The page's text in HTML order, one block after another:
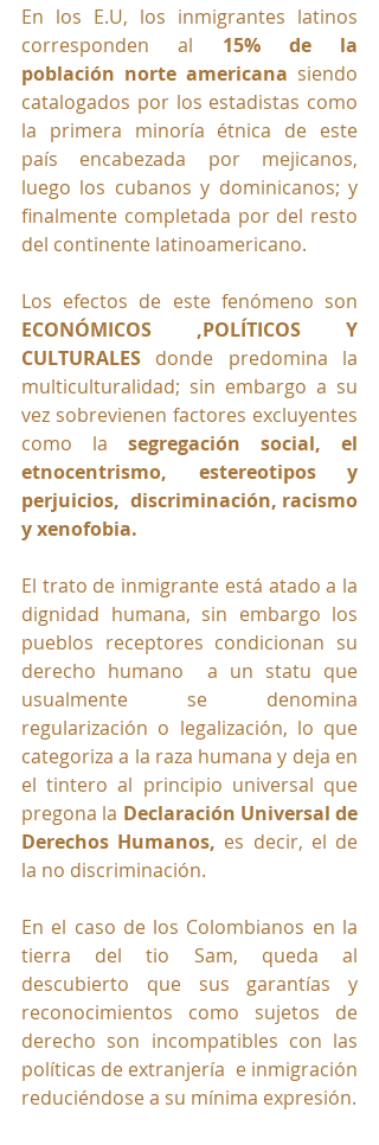
En los E.U, los inmigrantes latinos
corresponden al 15% de la
población norte americana siendo
catalogados por los estadistas como
la primera minoría étnica de este
país encabezada por mejicanos,
luego los cubanos y dominicanos; y
finalmente completada por del resto
del continente latinoamericano.
ECONÓMICOS ,POLÍTICOS Y
CULTURALES donde predomina la
multiculturalidad; sin embargo a su
vez sobrevienen factores excluyentes
como la segregación social, el
etnocentrismo, estereotipos y
perjuicios,  discriminación, racismo
y xenofobia.
El trato de inmigrante está atado a la
dignidad humana, sin embargo los
pueblos receptores condicionan su
derecho humano  a un statu que
usualmente se denomina
regularización o legalización, lo que
categoriza a la raza humana y deja en
el tintero al principio universal que
pregona la Declaración Universal de
Derechos Humanos, es decir, el de
la no discriminación.
En el caso de los Colombianos en la
tierra del tio Sam, queda al
descubierto que sus garantías y
reconocimientos como sujetos de
derecho son incompatibles con las
políticas de extranjería  e inmigración
reduciéndose a su mínima expresión.